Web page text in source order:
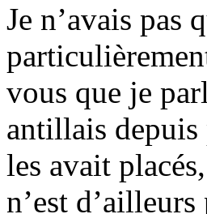
Je n’avais pas
vous que je
antillais
les avait
n’est